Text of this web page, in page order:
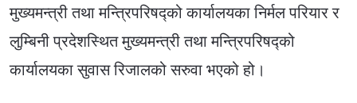
मुख्यमन्त्री तथा मन्त्रिपरिषद्को कार्यालयका निर्मल परियार र
लुम्बिनी प्रदेशस्थित मुख्यमन्त्री तथा मन्त्रिपरिषद्को
कार्यालयका सुवास रिजालको सरुवा भएको हो।